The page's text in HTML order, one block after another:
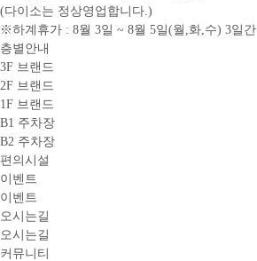
(다이소는 정상영업합니다.)
※하계휴가 : 8월 3일 ~ 8월 5일(월,화,수) 3일간
층별안내
3F 브랜드
2F 브랜드
1F 브랜드
B1 주차장
B2 주차장
편의시설
이벤트
이벤트
오시는길
오시는길
커뮤니티